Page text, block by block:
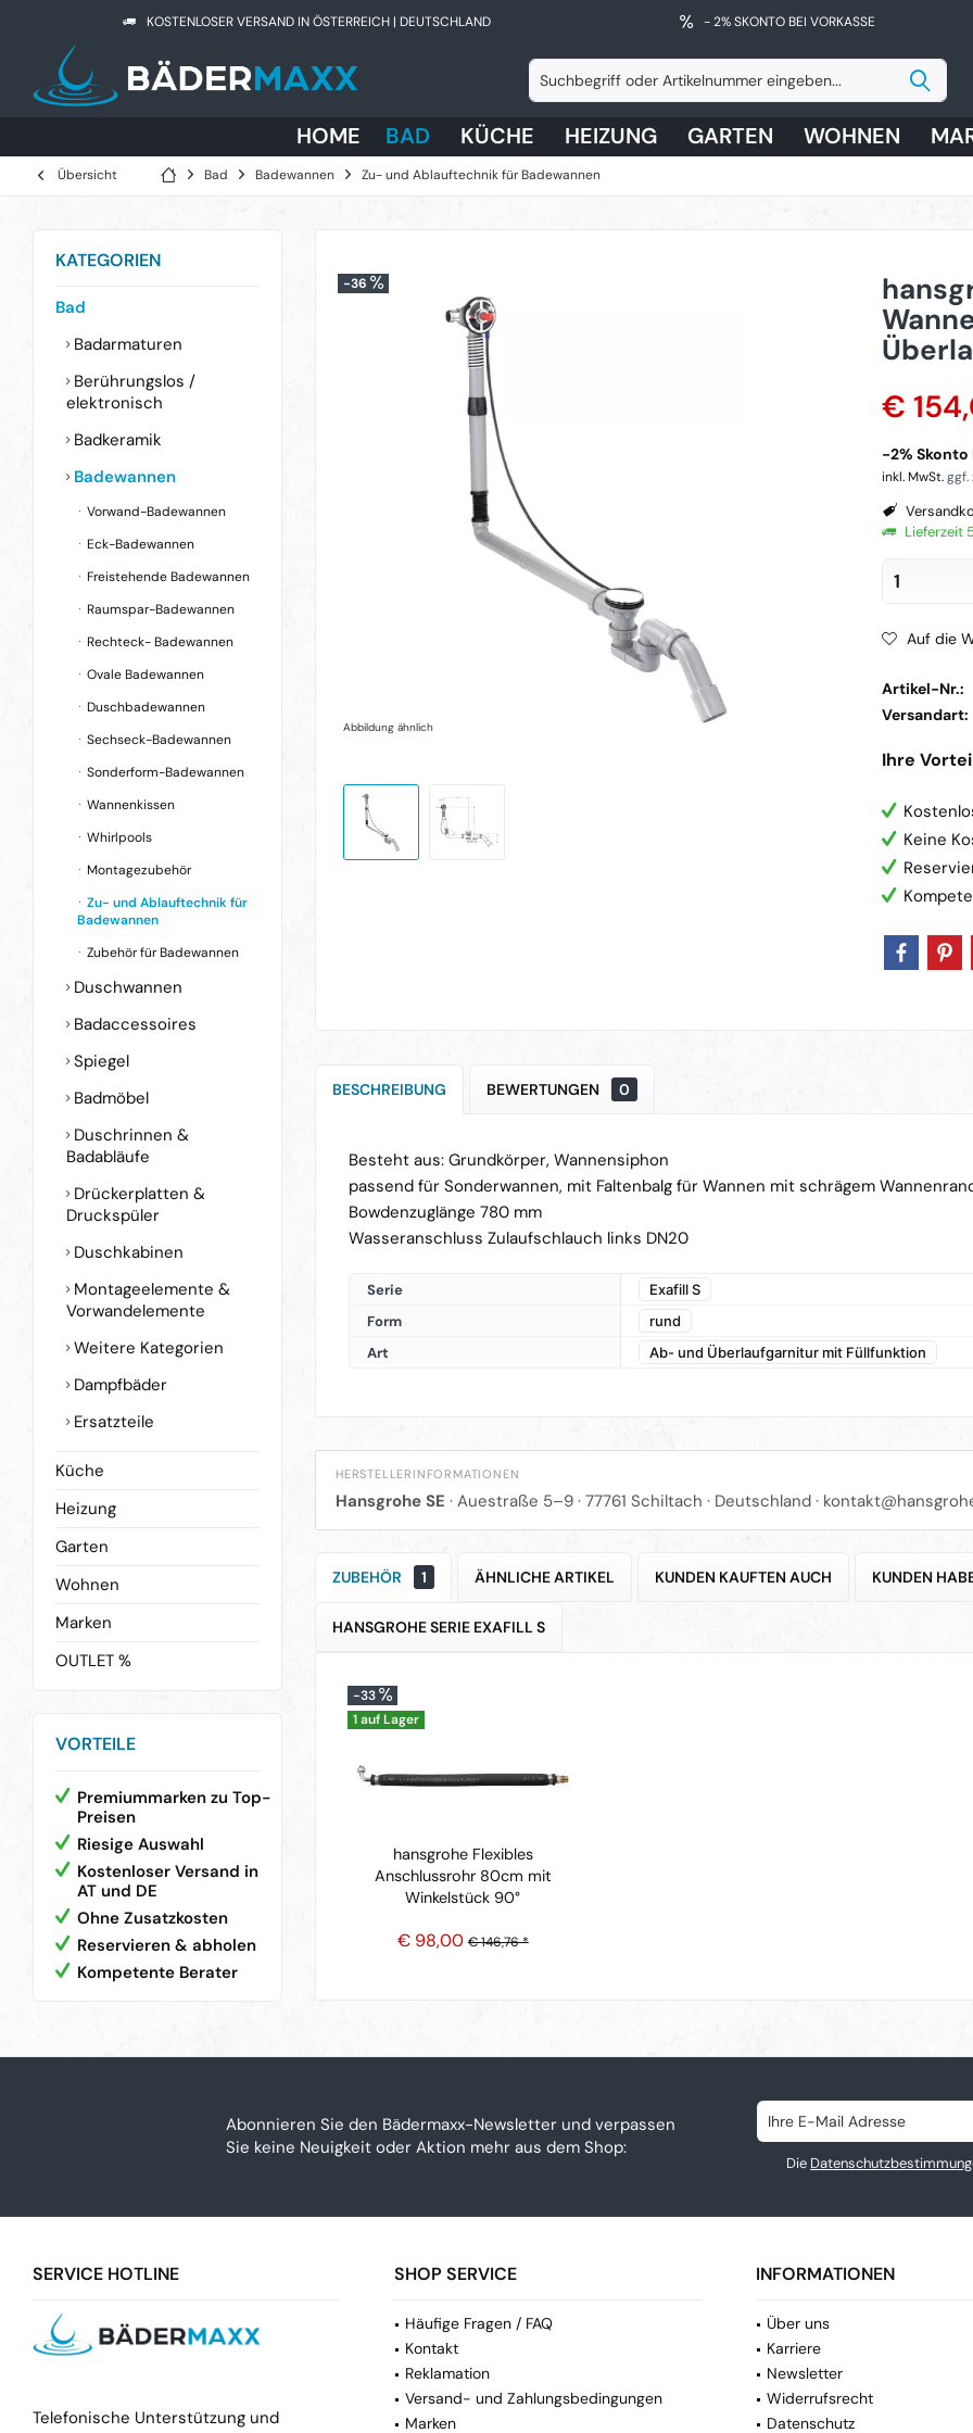
KOSTENLOSER VERSAND IN ÖSTERREICH | DEUTSCHLAND - 2% SKONTO BEI VORKASSE
HOME BAD KÜCHE HEIZUNG GARTEN WOHNEN
Übersicht Bad Badewannen Zu- und Ablauftechnik für Badewannen
KATEGORIEN
Bad
Badarmaturen
Berührungslos /
elektronisch
Badkeramik
Badewannen
Vorwand-Badewannen
Eck-Badewannen
Freistehende Badewannen
Raumspar-Badewannen
Rechteck- Badewannen
Ovale Badewannen
Duschbadewannen
Sechseck-Badewannen
Sonderform-Badewannen
Wannenkissen
Whirlpools
Montagezubehör
Zu- und Ablauftechnik für
Badewannen
Zubehör für Badewannen
Duschwannen
Badaccessoires
Spiegel
Badmöbel
Duschrinnen &
Badabläufe
Drückerplatten &
Druckspüler
Duschkabinen
Montageelemente &
Vorwandelemente
Weitere Kategorien
Dampfbäder
Ersatzteile
Küche
Heizung
Garten
Wohnen
Marken
OUTLET %
VORTEILE
Premiummarken zu Top-
Preisen
Riesige Auswahl
Kostenloser Versand in
AT und DE
Ohne Zusatzkosten
Reservieren & abholen
Kompetente Berater
-36
Abbildung ähnlich
€
-2% Skonto
inkl. MwSt.ggf.
Lieferzeit
Auf die
Artikel-Nr.:
Versandart:
Ihre
Keine
BESCHREIBUNG BEWERTUNGEN 0
Besteht aus: Grundkörper, Wannensiphon
passend für Sonderwannen, mit Faltenbalg für Wannen mit schrägem
Bowdenzuglänge 780 mm
Wasseranschluss Zulaufschlauch links DN20
Serie Exafill S
Form rund
Art Ab- und Überlaufgarnitur mit Füllfunktion
HERSTELLERINFORMATIONEN
Hansgrohe SE · Auestraße 5–9 · 77761 Schiltach · Deutschland ·
ZUBEHÖR 1 ÄHNLICHE ARTIKEL KUNDEN KAUFTEN AUCH KUNDEN
HANSGROHE SERIE EXAFILL S
-33
1 auf Lager
hansgrohe Flexibles
Anschlussrohr 80cm mit
Winkelstück 90°
€ 98,00 € 146,76 *
Abonnieren Sie den Bädermaxx-Newsletter und verpassen
Sie keine Neuigkeit oder Aktion mehr aus dem Shop:
Die
SERVICE HOTLINE
Telefonische Unterstützung und
SHOP SERVICE
Häufige Fragen / FAQ
Kontakt
Reklamation
Versand- und Zahlungsbedingungen
Marken
INFORMATIONEN
Über uns
Karriere
Newsletter
Widerrufsrecht
Datenschutz